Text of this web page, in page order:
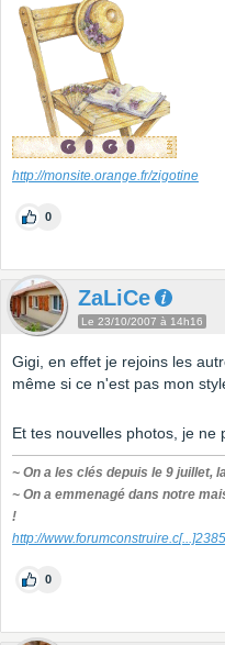
http://monsite.orange.fr/zigotine
0
ZaLiCe
Le 23/10/2007 à 14h16
Gigi, en effet je rejoins les
même si ce n'est pas mon
Et tes nouvelles photos, je ne
~ On a les clés depuis le 9 juillet,
~ On a emmenagé dans notre
!
http://www.forumconstruire.c[...]
0